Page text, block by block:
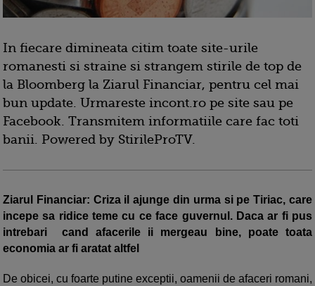
In fiecare dimineata citim toate site-urile
romanesti si straine si strangem stirile de top de
la Bloomberg la Ziarul Financiar, pentru cel mai
bun update. Urmareste incont.ro pe site sau pe
Facebook. Transmitem informatiile care fac toti
banii. Powered by StirileProTV.
Ziarul Financiar: Criza il ajunge din urma si pe Tiriac, care
incepe sa ridice teme cu ce face guvernul. Daca ar fi pus
intrebari cand afacerile ii mergeau bine, poate toata
economia ar fi aratat altfel
De obicei, cu foarte putine exceptii, oamenii de afaceri romani,